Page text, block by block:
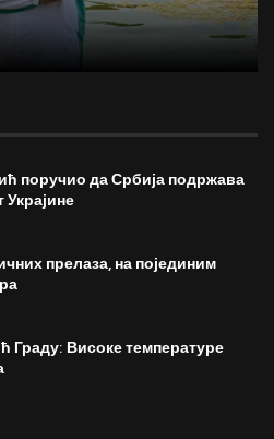
поручио да Србија подржава
Украјине
прелаза, на појединим
Граду: Високе температуре